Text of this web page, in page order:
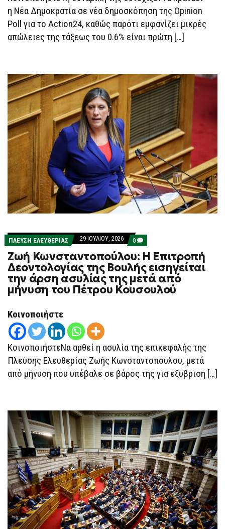
η Νέα Δημοκρατία σε νέα δημοσκόπηση της Opinion
Poll για το Action24, καθώς παρότι εμφανίζει μικρές
απώλειες της τάξεως του 0.6% είναι πρώτη […]
ΠΛΕΎΣΗ ΕΛΕΥΘΕΡΊΑΣ 29 ΙΟΥΛΊΟΥ, 2026 0 COMMENTS
ON
ΖΩΉ
ΚΩΝΣΤΑΝΤΟΠΟΎΛΟΥ:
Η
ΕΠΙΤΡΟΠΉ
ΔΕΟΝΤΟΛΟΓΊΑΣ
ΤΗΣ
ΜΕΤΆ
ΑΠΌ
ΜΉΝΥΣΗ
ΠΈΤΡΟΥ
Ζωή Κωνσταντοπούλου: Η Επιτροπή
Δεοντολογίας της Βουλής εισηγείται
την άρση ασυλίας της μετά από
μήνυση του Πέτρου Κουσουλού
Κοινοποιήστε
ΚοινοποιήστεΝα αρθεί η ασυλία της επικεφαλής της
Πλεύσης Ελευθερίας Ζωής Κωνσταντοπούλου, μετά
από μήνυση που υπέβαλε σε βάρος της για εξύβριση […]